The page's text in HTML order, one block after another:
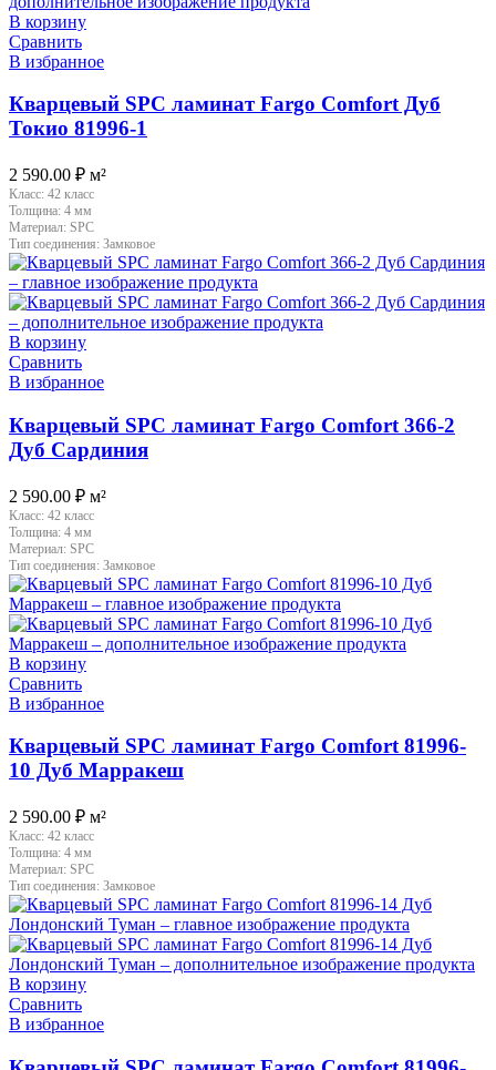
В корзину
Сравнить
В избранное
Кварцевый SPC ламинат Fargo Comfort Дуб
Токио 81996-1
2 590.00 ₽ м²
Класс: 42 класс
Толщина: 4 мм
Материал: SPC
Тип соединения: Замковое
В корзину
Сравнить
В избранное
Кварцевый SPC ламинат Fargo Comfort 366-2
Дуб Сардиния
2 590.00 ₽ м²
Класс: 42 класс
Толщина: 4 мм
Материал: SPC
Тип соединения: Замковое
В корзину
Сравнить
В избранное
Кварцевый SPC ламинат Fargo Comfort 81996-
10 Дуб Марракеш
2 590.00 ₽ м²
Класс: 42 класс
Толщина: 4 мм
Материал: SPC
Тип соединения: Замковое
В корзину
Сравнить
В избранное